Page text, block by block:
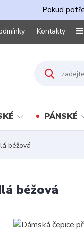
Pokud
Kontakty
PÁNSKÉ
béžová
béžová